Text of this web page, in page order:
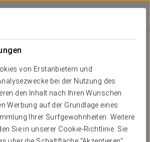
von Erstanbietern und
bei der Nutzung des
den Inhalt nach Ihren Wünschen
Werbung auf der Grundlage eines
Ihrer Surfgewohnheiten. Weitere
Sie in unserer Cookie-Richtlinie. Sie